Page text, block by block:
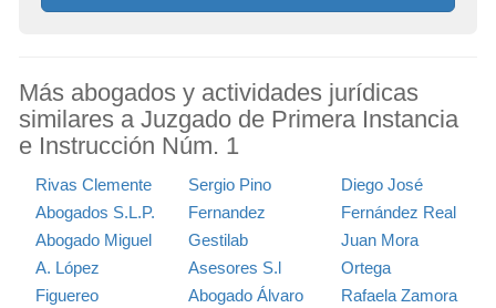
Más abogados y actividades jurídicas
similares a Juzgado de Primera Instancia
e Instrucción Núm. 1
Rivas Clemente
Abogados S.L.P.
Sergio Pino
Fernandez
Diego José
Fernández Real
Abogado Miguel
A. López
Figuereo
Gestilab
Asesores S.l
Juan Mora
Ortega
Abogado Álvaro
Rafaela Zamora